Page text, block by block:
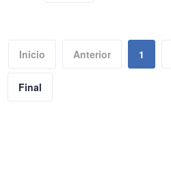
Inicio Anterior 1
Final